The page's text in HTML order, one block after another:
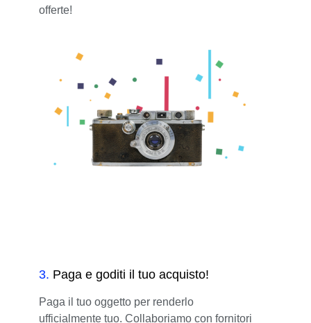
offerte!
3. Paga e goditi il tuo acquisto!
Paga il tuo oggetto per renderlo
ufficialmente tuo. Collaboriamo con fornitori